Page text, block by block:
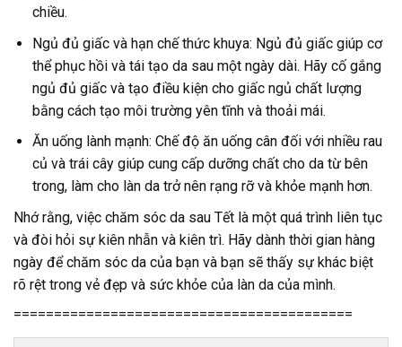
chiều.
Ngủ đủ giấc và hạn chế thức khuya: Ngủ đủ giấc giúp cơ
thể phục hồi và tái tạo da sau một ngày dài. Hãy cố gắng
ngủ đủ giấc và tạo điều kiện cho giấc ngủ chất lượng
bằng cách tạo môi trường yên tĩnh và thoải mái.
Ăn uống lành mạnh: Chế độ ăn uống cân đối với nhiều rau
củ và trái cây giúp cung cấp dưỡng chất cho da từ bên
trong, làm cho làn da trở nên rạng rỡ và khỏe mạnh hơn.
Nhớ rằng, việc chăm sóc da sau Tết là một quá trình liên tục
và đòi hỏi sự kiên nhẫn và kiên trì. Hãy dành thời gian hàng
ngày để chăm sóc da của bạn và bạn sẽ thấy sự khác biệt
rõ rệt trong vẻ đẹp và sức khỏe của làn da của mình.
==========================================